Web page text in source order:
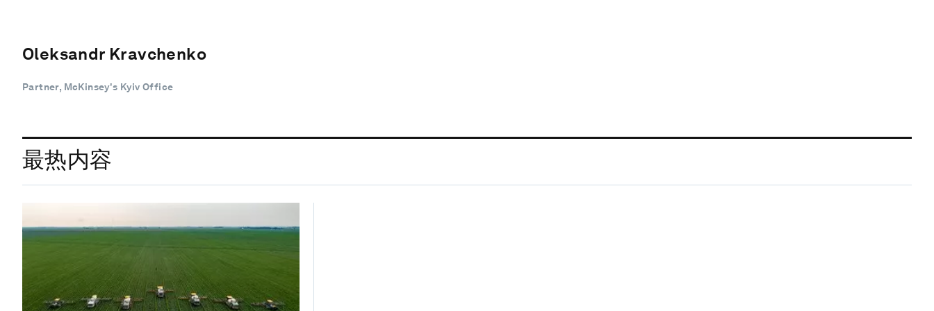
Oleksandr Kravchenko
Partner, McKinsey's Kyiv Office
最热内容